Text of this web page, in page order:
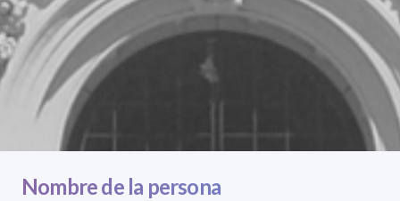
Nombre de la persona